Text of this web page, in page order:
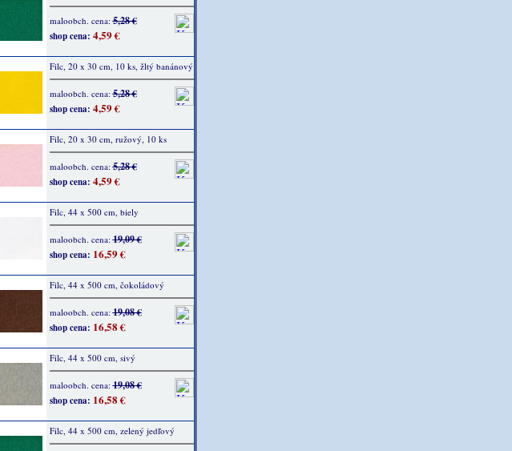
maloobch. cena:5,28 €
shop cena: 4,59 €
Filc, 20 x 30 cm, 10 ks, žltý banánový
maloobch. cena:5,28 €
shop cena: 4,59 €
Filc, 20 x 30 cm, ružový, 10 ks
maloobch. cena:5,28 €
shop cena: 4,59 €
Filc, 44 x 500 cm, biely
maloobch. cena:19,09 €
shop cena: 16,59 €
Filc, 44 x 500 cm, čokoládový
maloobch. cena:19,08 €
shop cena: 16,58 €
Filc, 44 x 500 cm, sivý
maloobch. cena:19,08 €
shop cena: 16,58 €
Filc, 44 x 500 cm, zelený jedľový